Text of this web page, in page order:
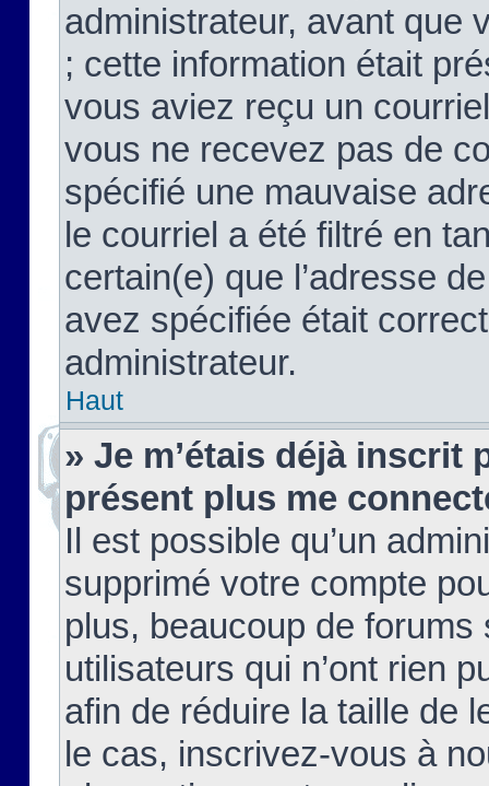
administrateur, avant que
; cette information était
vous aviez reçu un
vous ne recevez pas de
spécifié une mauvaise
le courriel a été filtré en
certain(e) que l’adresse
avez spécifiée était
administrateur.
Haut
» Je m’étais déjà inscrit
présent plus me
Il est possible qu’un
supprimé votre compte
plus, beaucoup de
utilisateurs qui n’ont rien
afin de réduire la taille de
le cas, inscrivez-vous à